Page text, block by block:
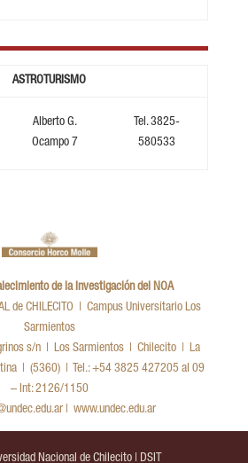
ASTROTURISMO
Alberto G.
Ocampo 7
Tel. 3825-
580533
de la Investigación del NOA
de CHILECITO | Campus Universitario Los
Sarmientos
s/n | Los Sarmientos | Chilecito | La
| (5360) | Tel.: +54 3825 427205 al 09
– Int: 2126/1150
| www.undec.edu.ar
Nacional de Chilecito | DSIT